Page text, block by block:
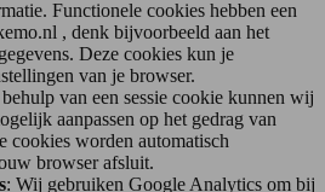
Functionele cookies hebben een
, denk bijvoorbeeld aan het
Deze cookies kun je
van je browser.
van een sessie cookie kunnen wij
aanpassen op het gedrag van
cookies worden automatisch
browser afsluit.
: Wij gebruiken Google Analytics om bij